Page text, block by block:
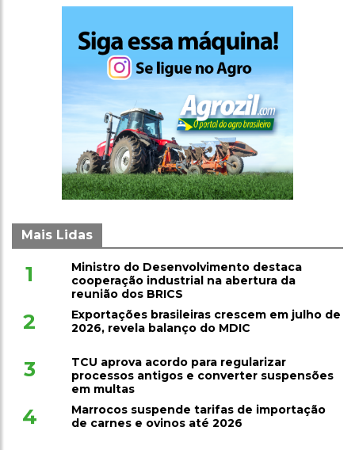
Mais Lidas
Ministro do Desenvolvimento destaca
cooperação industrial na abertura da
reunião dos BRICS
Exportações brasileiras crescem em julho de
TCU aprova acordo para regularizar
processos antigos e converter suspensões
em multas
Marrocos suspende tarifas de importação